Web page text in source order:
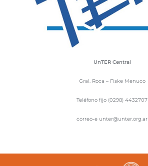
UnTER Central
Gral. Roca – Fiske Menuco
Teléfono fijo (0298) 4432707
correo-e unter@unter.org.ar